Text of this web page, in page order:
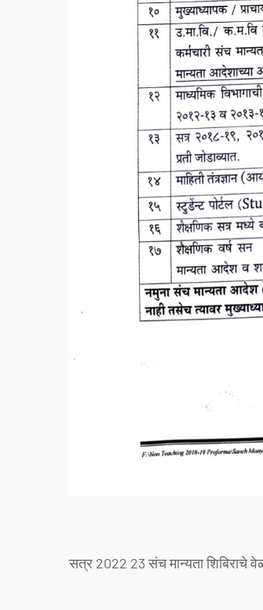
सत्र 2022 23 संच मान्यता शिबिराचे